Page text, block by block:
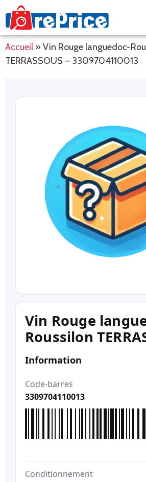
Accueil » Vin Rouge languedoc-
TERRASSOUS – 3309704110013
Vin Rouge
Roussilon
Information
Code-barres
3309704110013
Conditionnement